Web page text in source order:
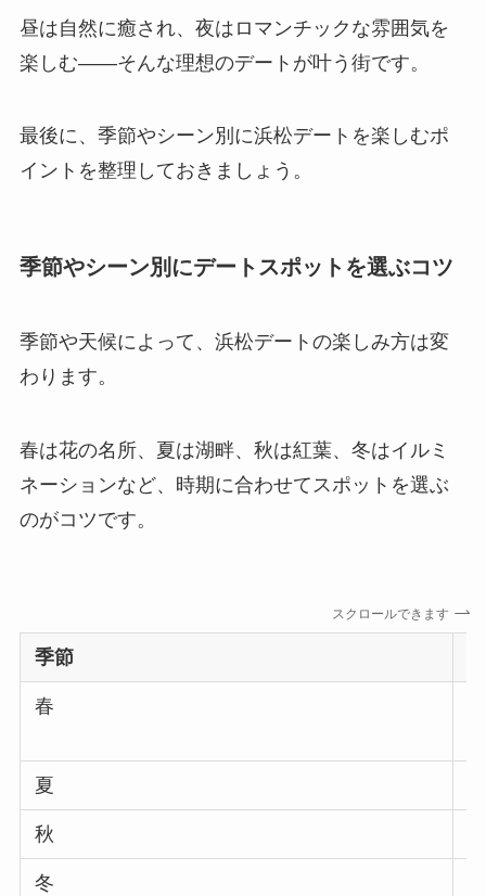
昼は自然に癒され、夜はロマンチックな雰囲気を
楽しむ——そんな理想のデートが叶う街です。
最後に、季節やシーン別に浜松デートを楽しむポ
イントを整理しておきましょう。
季節やシーン別にデートスポットを選ぶコツ
季節や天候によって、浜松デートの楽しみ方は変
わります。
春は花の名所、夏は湖畔、秋は紅葉、冬はイルミ
ネーションなど、時期に合わせてスポットを選ぶ
のがコツです。
スクロールできます
季節
春
夏
秋
冬